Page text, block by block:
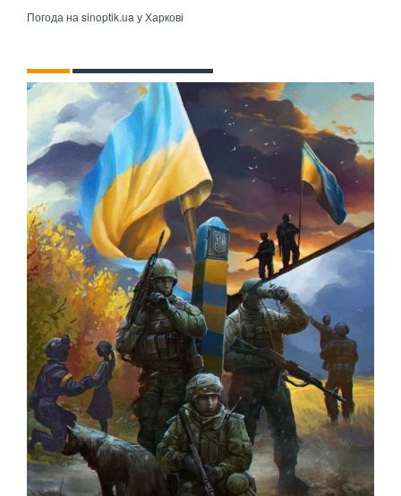
Погода на sinoptik.ua у Харкові